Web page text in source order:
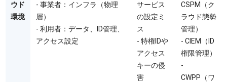
ウド
環境
- 事業者：インフラ（物理
層）
- 利用者：データ、ID管理、
アクセス設定
サービス
の設定ミ
ス
- 特権IDや
アクセス
キーの侵
害
CSPM（ク
ラウド態勢
管理）
- CIEM（ID
権限管理）
-
CWPP（ワ